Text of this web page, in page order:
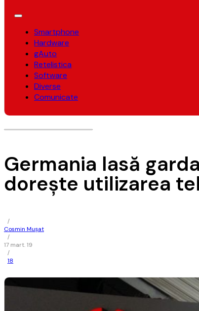
Smartphone
Hardware
gAuto
Retelistica
Software
Diverse
Comunicate
Germania lasă
doreşte utilizarea
/
Cosmin Mușat
/
17 mart. 19
/
18